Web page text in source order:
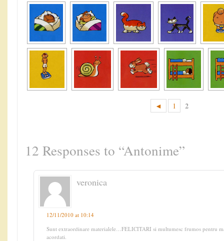
◄ 1 2
12 Responses to “Antonime”
veronica
12/11/2010 at 10:14
Sunt extraordinare materialele…FELICITARI si multumesc frumos pentru
acordati.